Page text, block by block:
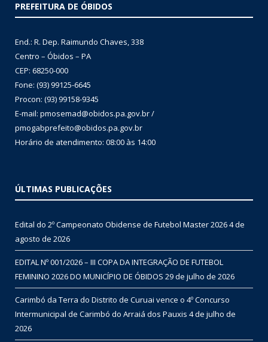
PREFEITURA DE ÓBIDOS
End.: R. Dep. Raimundo Chaves, 338
Centro – Óbidos – PA
CEP: 68250-000
Fone: (93) 99125-6645
Procon: (93) 99158-9345
E-mail: pmosemad@obidos.pa.gov.br /
pmogabprefeito@obidos.pa.gov.br
Horário de atendimento: 08:00 às 14:00
ÚLTIMAS PUBLICAÇÕES
Edital do 2º Campeonato Obidense de Futebol Master 20264 de
agosto de 2026
EDITAL Nº 001/2026 – III COPA DA INTEGRAÇÃO DE FUTEBOL
FEMININO 2026 DO MUNICÍPIO DE ÓBIDOS 29 de julho de 2026
Carimbó da Terra do Distrito de Curuai vence o 4º Concurso
Intermunicipal de Carimbó do Arraiá dos Pauxis 4 de julho de
2026